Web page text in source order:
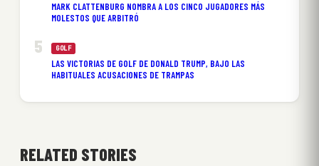
MARK CLATTENBURG NOMBRA A LOS CINCO JUGADORES MÁS
MOLESTOS QUE ARBITRÓ
GOLF
LAS VICTORIAS DE GOLF DE DONALD TRUMP, BAJO LAS
HABITUALES ACUSACIONES DE TRAMPAS
RELATED STORIES